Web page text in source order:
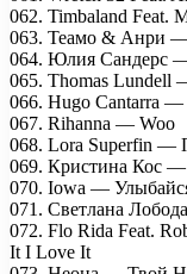
062. Timbaland Feat.
063. Теамо & Анри —
064. Юлия Сандерс
065. Thomas Lundell
066. Hugo Cantarra
067. Rihanna — Woo
068. Lora Superfin —
069. Кристина Кос
070. Iowa —
071. Светлана
072. Flo Rida Feat.
It I Love It